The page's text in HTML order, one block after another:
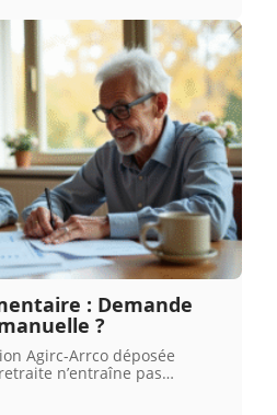
: Demande
?
Agirc-Arrco déposée
n’entraîne pas…